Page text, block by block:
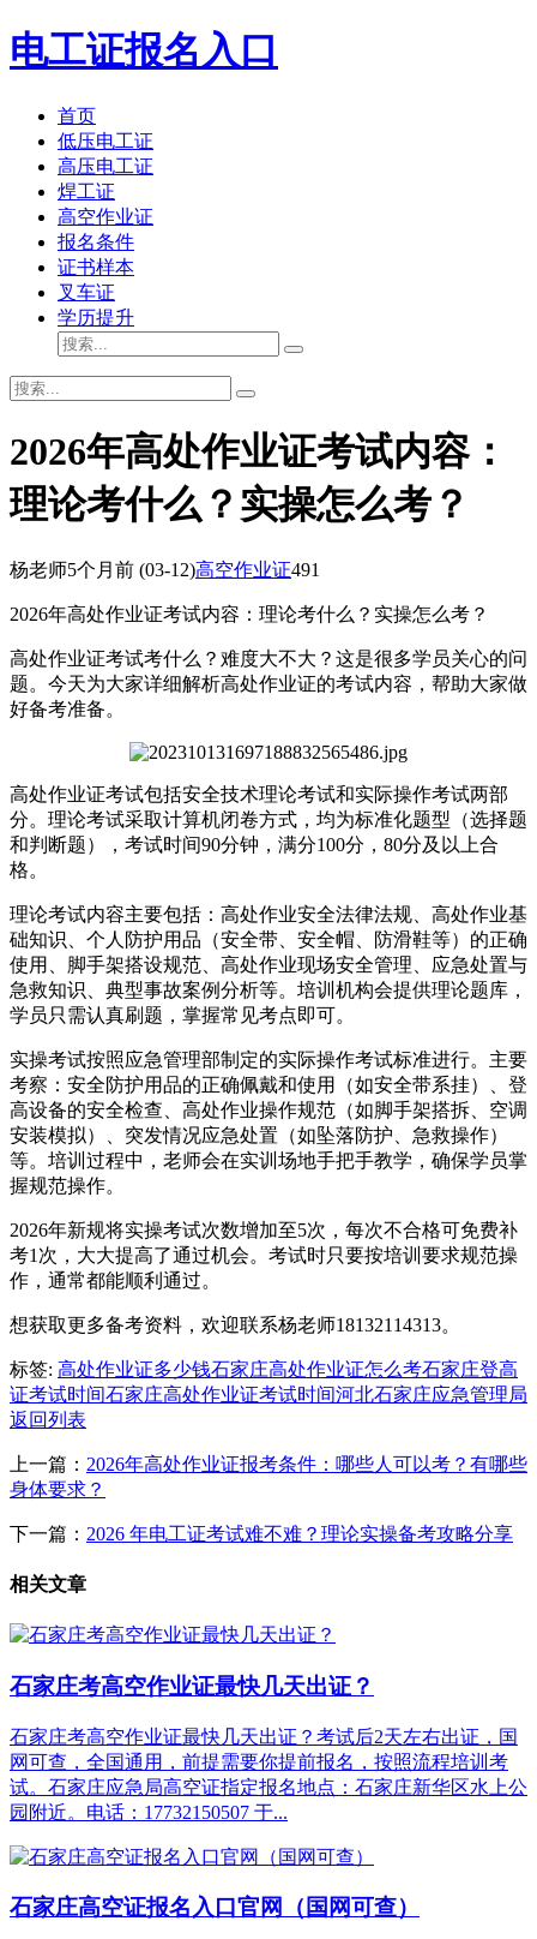
电工证报名入口
首页
低压电工证
高压电工证
焊工证
高空作业证
报名条件
证书样本
叉车证
学历提升
2026年高处作业证考试内容：
理论考什么？实操怎么考？
杨老师5个月前 (03-12)高空作业证491
2026年高处作业证考试内容：理论考什么？实操怎么考？
高处作业证考试考什么？难度大不大？这是很多学员关心的问
题。今天为大家详细解析高处作业证的考试内容，帮助大家做
好备考准备。
高处作业证考试包括安全技术理论考试和实际操作考试两部
分。理论考试采取计算机闭卷方式，均为标准化题型（选择题
和判断题），考试时间90分钟，满分100分，80分及以上合
格。
理论考试内容主要包括：高处作业安全法律法规、高处作业基
础知识、个人防护用品（安全带、安全帽、防滑鞋等）的正确
使用、脚手架搭设规范、高处作业现场安全管理、应急处置与
急救知识、典型事故案例分析等。培训机构会提供理论题库，
学员只需认真刷题，掌握常见考点即可。
实操考试按照应急管理部制定的实际操作考试标准进行。主要
考察：安全防护用品的正确佩戴和使用（如安全带系挂）、登
高设备的安全检查、高处作业操作规范（如脚手架搭拆、空调
安装模拟）、突发情况应急处置（如坠落防护、急救操作）
等。培训过程中，老师会在实训场地手把手教学，确保学员掌
握规范操作。
2026年新规将实操考试次数增加至5次，每次不合格可免费补
考1次，大大提高了通过机会。考试时只要按培训要求规范操
作，通常都能顺利通过。
想获取更多备考资料，欢迎联系杨老师18132114313。
标签: 高处作业证多少钱石家庄高处作业证怎么考石家庄登高
证考试时间石家庄高处作业证考试时间河北石家庄应急管理局
返回列表
上一篇： 2026年高处作业证报考条件：哪些人可以考？有哪些
身体要求？
下一篇： 2026 年电工证考试难不难？理论实操备考攻略分享
相关文章
石家庄考高空作业证最快几天出证？
石家庄考高空作业证最快几天出证？考试后2天左右出证，国
网可查，全国通用，前提需要你提前报名，按照流程培训考
试。石家庄应急局高空证指定报名地点：石家庄新华区水上公
园附近。电话：17732150507 于...
石家庄高空证报名入口官网（国网可查）